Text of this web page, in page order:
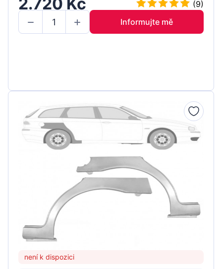
(9)
Informujte mě
není k dispozici